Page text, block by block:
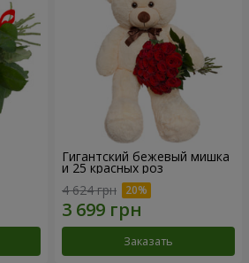
Гигантский бежевый мишка
и 25 красных роз
4 624 грн
Заказать